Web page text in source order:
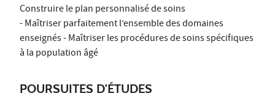
Construire le plan personnalisé de soins
- Maîtriser parfaitement l’ensemble des domaines
enseignés - Maîtriser les procédures de soins spécifiques
à la population âgé
POURSUITES D'ÉTUDES